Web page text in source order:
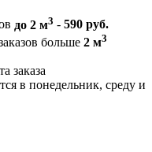
до 2 м3 - 590 руб.
больше 2 м3
заказа
в понедельник, среду и